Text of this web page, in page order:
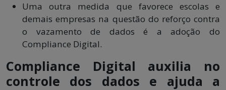
Uma outra medida que favorece escolas e
demais empresas na questão do reforço contra
o vazamento de dados é a adoção do
Compliance Digital.
Compliance Digital auxilia no
controle dos dados e ajuda a